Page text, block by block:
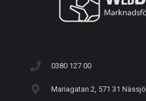
0380 127 00
Mariagatan 2, 571 31 Nässjö